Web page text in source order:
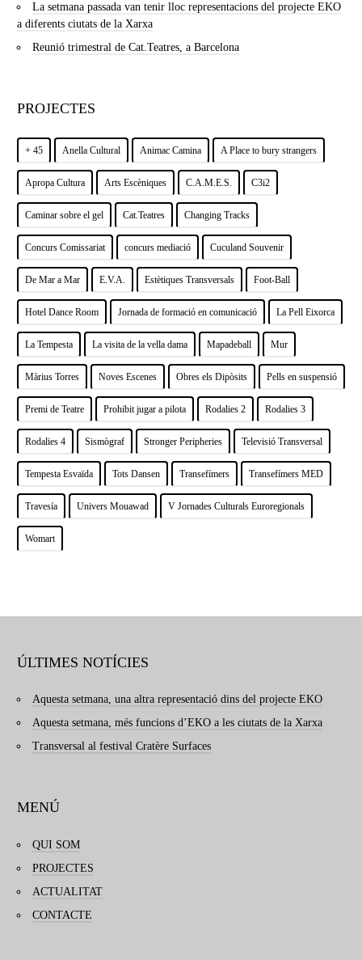
La setmana passada van tenir lloc representacions del projecte EKO
a diferents ciutats de la Xarxa
Reunió trimestral de Cat.Teatres, a Barcelona
PROJECTES
+ 45 Anella Cultural Animac Camina A Place to bury strangers
Apropa Cultura Arts Escèniques C.A.M.E.S. C3i2
Caminar sobre el gel Cat.Teatres Changing Tracks
Concurs Comissariat concurs mediació Cuculand Souvenir
De Mar a Mar E.V.A. Estètiques Transversals Foot-Ball
Hotel Dance Room Jornada de formació en comunicació La Pell Eixorca
La Tempesta La visita de la vella dama Mapadeball Mur
Màrius Torres Noves Escenes Obres els Dipòsits Pells en suspensió
Premi de Teatre Prohibit jugar a pilota Rodalies 2 Rodalies 3
Rodalies 4 Sismògraf Stronger Peripheries Televisió Transversal
Tempesta Esvaïda Tots Dansen Transefímers Transefímers MED
Travesía Univers Mouawad V Jornades Culturals Euroregionals
Womart
ÚLTIMES NOTÍCIES
Aquesta setmana, una altra representació dins del projecte EKO
Aquesta setmana, més funcions d’EKO a les ciutats de la Xarxa
Transversal al festival Cratère Surfaces
MENÚ
QUI SOM
PROJECTES
ACTUALITAT
CONTACTE